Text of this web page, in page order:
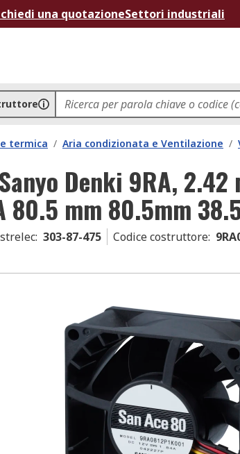
una quotazioneSettori industriali
termica / Aria condizionata e Ventilazione /
Denki 9RA,
80.5 mm 80.5mm
: 303-87-475 Codice costruttore: